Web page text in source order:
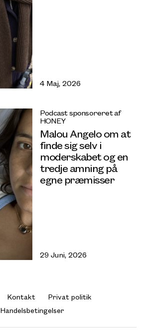
4 Maj, 2026
Podcast sponsoreret af
HONEY
Malou Angelo om at
finde sig selv i
moderskabet og en
tredje amning på
egne præmisser
29 Juni, 2026
Kontakt
Privat politik
Handelsbetingelser